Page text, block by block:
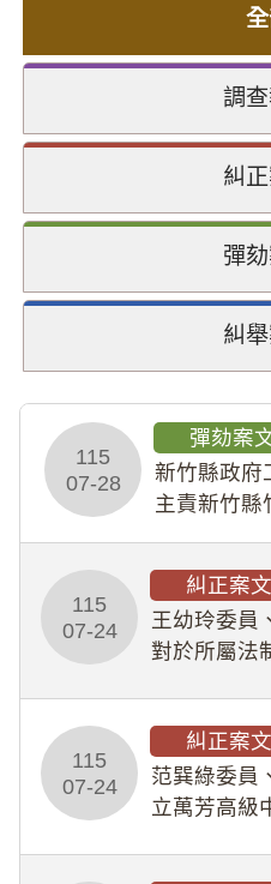
調
糾
彈
糾
115
07-28
彈劾案
新竹縣政府
主責新竹縣
幣1,483萬
贈；復罔顧
於停工期間
115
07-24
糾正案文
王幼玲委員
對於所屬法
人員保障法
所定維護公
115
07-24
糾正案文
范巽綠委員
立萬芳高級